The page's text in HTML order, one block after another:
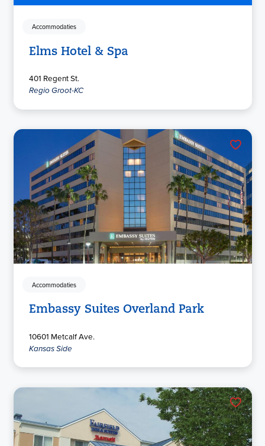
Accommodaties
Elms Hotel & Spa
401 Regent St.
Regio Groot-KC
Accommodaties
Embassy Suites Overland Park
10601 Metcalf Ave.
Kansas Side